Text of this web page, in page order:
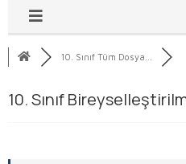
10. Sınıf Tüm Dosya...
10. Sınıf